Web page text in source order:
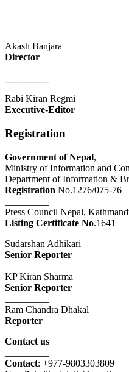
Akash Banjara
Director
Rabi Kiran Regmi
Executive-Editor
Registration
Government of Nepal,
Ministry of Information and
Department of Information &
Registration No.1276/075-76
Press Council Nepal,
Listing Certificate No.1641
Sudarshan Adhikari
Senior Reporter
KP Kiran Sharma
Senior Reporter
Ram Chandra Dhakal
Reporter
Contact us
Contact: +977-9803303809